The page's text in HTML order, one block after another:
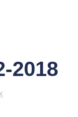
2018